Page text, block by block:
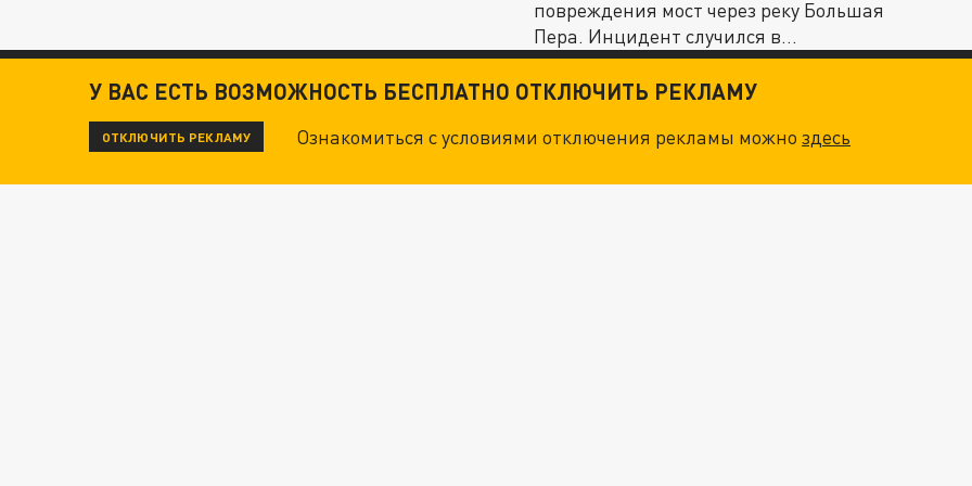
повреждения мост через реку Большая
Пера. Инцидент случился в
Шимановском...
У ВАС ЕСТЬ ВОЗМОЖНОСТЬ БЕСПЛАТНО ОТКЛЮЧИТЬ РЕКЛАМУ
ОТКЛЮЧИТЬ РЕКЛАМУ Ознакомиться с условиями отключения рекламы можноздесь